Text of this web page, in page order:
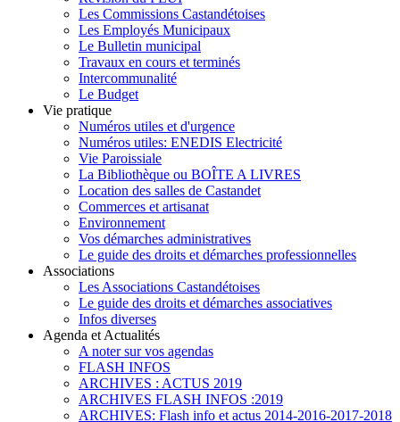
Les Commissions Castandétoises
Les Employés Municipaux
Le Bulletin municipal
Travaux en cours et terminés
Intercommunalité
Le Budget
Vie pratique
Numéros utiles et d'urgence
Numéros utiles: ENEDIS Electricité
Vie Paroissiale
La Bibliothèque ou BOÎTE A LIVRES
Location des salles de Castandet
Commerces et artisanat
Environnement
Vos démarches administratives
Le guide des droits et démarches professionnelles
Associations
Les Associations Castandétoises
Le guide des droits et démarches associatives
Infos diverses
Agenda et Actualités
A noter sur vos agendas
FLASH INFOS
ARCHIVES : ACTUS 2019
ARCHIVES FLASH INFOS :2019
ARCHIVES: Flash info et actus 2014-2016-2017-2018